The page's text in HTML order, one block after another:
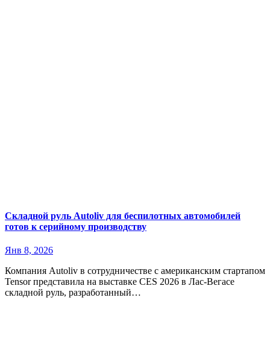
Складной руль Autoliv для беспилотных автомобилей
готов к серийному производству
Янв 8, 2026
Компания Autoliv в сотрудничестве с американским стартапом
Tensor представила на выставке CES 2026 в Лас-Вегасе
складной руль, разработанный…